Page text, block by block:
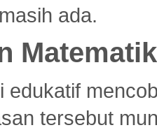
ada.
edukatif
tersebut